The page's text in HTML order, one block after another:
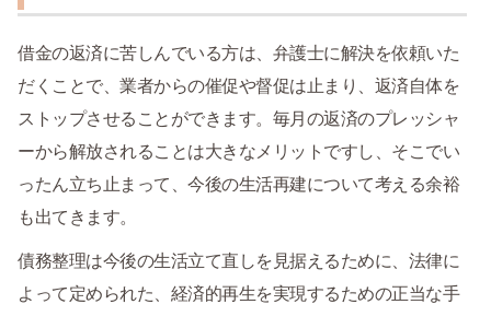
借金の返済に苦しんでいる方は、弁護士に解決を依頼いた
だくことで、業者からの催促や督促は止まり、返済自体を
ストップさせることができます。毎月の返済のプレッシャ
ーから解放されることは大きなメリットですし、そこでい
ったん立ち止まって、今後の生活再建について考える余裕
も出てきます。
債務整理は今後の生活立て直しを見据えるために、法律に
よって定められた、経済的再生を実現するための正当な手